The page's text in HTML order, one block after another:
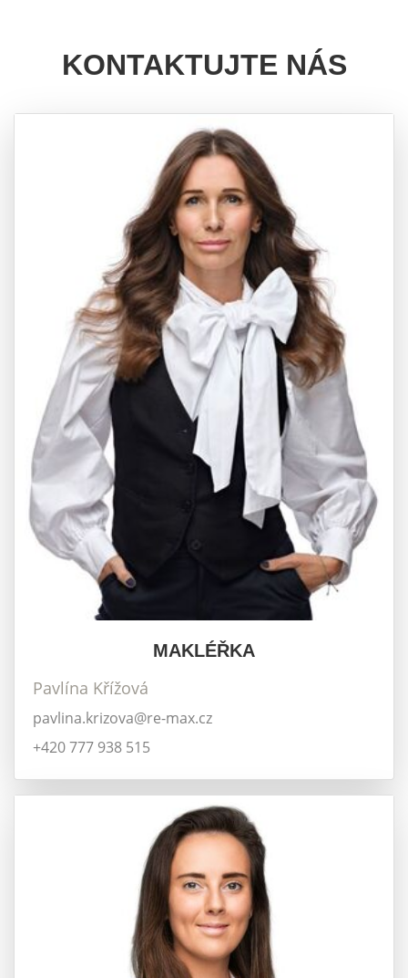
KONTAKTUJTE NÁS
MAKLÉŘKA
Pavlína Křížová
pavlina.krizova@re-max.cz
+420 777 938 515